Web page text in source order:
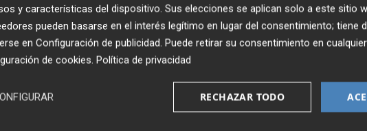
cuentan con la posibilidad deacceder a las
que los allí residentes.
en el curso 2018-2019 y desde entonces se ha ido
ampliación del programa databa del año académico 2025-2026 y
de continuidad expresada por los consejos escolares de los
y características del dispositivo. Sus elecciones se aplican solo a este sitio
pueden basarse en el interés legítimo en lugar del consentimiento; tiene
en Configuración de publicidad. Puede retirar su consentimiento en
de cookies. Política de privacidad
RECHAZAR TODO